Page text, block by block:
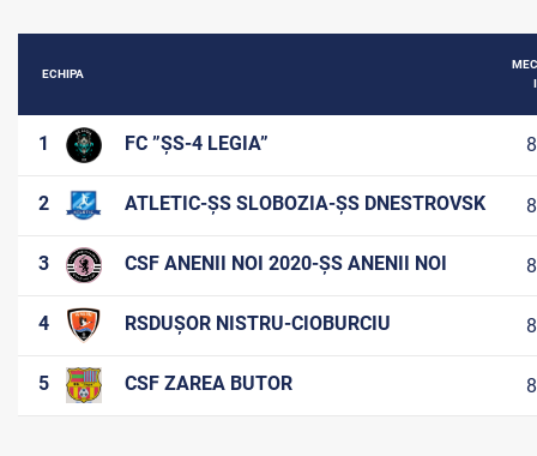
ECHIPA
I
1 FC ”ȘS-4 LEGIA” 8
2 ATLETIC-ȘS SLOBOZIA-ȘS DNESTROVSK 8
3 CSF ANENII NOI 2020-ȘS ANENII NOI 8
4 RSDUȘOR NISTRU-CIOBURCIU 8
5 CSF ZAREA BUTOR 8